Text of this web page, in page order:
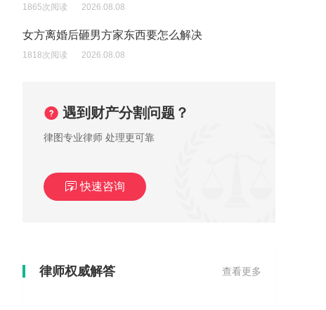
1865次阅读 2026.08.08
女方离婚后砸男方家东西要怎么解决
1818次阅读 2026.08.08
遇到财产分割问题？
律图专业律师 处理更可靠
快速咨询
律师权威解答 查看更多
被银行冻结的银行卡多久会被解冻，想了解冻结的银行卡如何申请解冻？